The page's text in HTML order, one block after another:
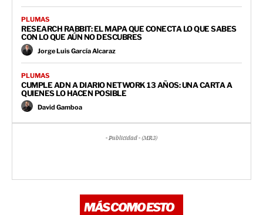
PLUMAS
RESEARCH RABBIT: EL MAPA QUE CONECTA LO QUE SABES
CON LO QUE AÚN NO DESCUBRES
Jorge Luis García Alcaraz
PLUMAS
CUMPLE ADN A DIARIO NETWORK 13 AÑOS: UNA CARTA A
QUIENES LO HACEN POSIBLE
David Gamboa
- Publicidad - (MR3)
MÁS COMO ESTO